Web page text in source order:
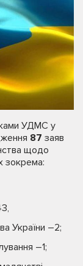
УДМС у
87 заяв
щодо
зокрема:
України –2;
–1;